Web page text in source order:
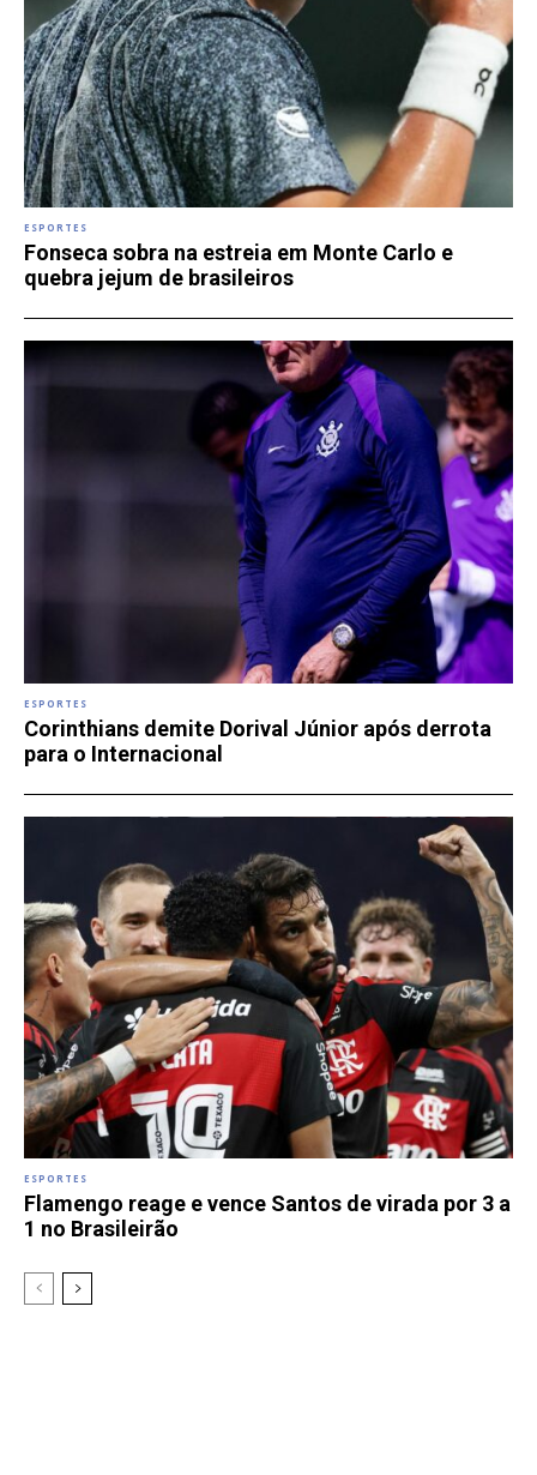
ESPORTES
Fonseca sobra na estreia em Monte Carlo e
quebra jejum de brasileiros
ESPORTES
Corinthians demite Dorival Júnior após derrota
para o Internacional
ESPORTES
Flamengo reage e vence Santos de virada por 3 a
1 no Brasileirão